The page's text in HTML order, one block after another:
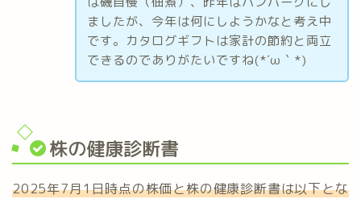
ましたが、今年は何にしようかなと考え中
です。カタログギフトは家計の節約と両立
できるのでありがたいですね(*´ω｀*)
株の健康診断書
2025年7月1日時点の株価と株の健康診断書は以下とな